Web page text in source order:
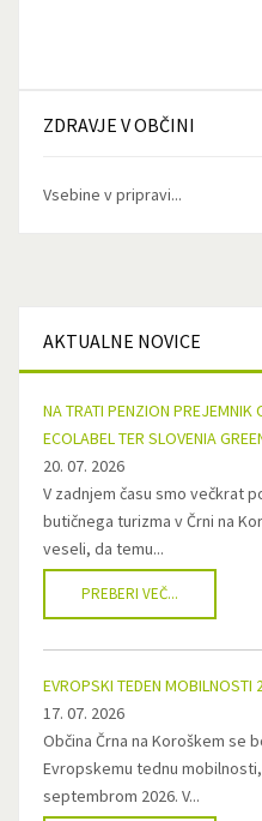
ZDRAVJE V OBČINI
Vsebine v pripravi...
AKTUALNE NOVICE
NA TRATI PENZION PREJEMNIK
ECOLABEL TER SLOVENIA
20. 07. 2026
V zadnjem času smo večkrat
butičnega turizma v Črni na
veseli, da temu...
PREBERI VEČ...
EVROPSKI TEDEN MOBILNOSTI
17. 07. 2026
Občina Črna na Koroškem se
Evropskemu tednu
septembrom 2026. V...